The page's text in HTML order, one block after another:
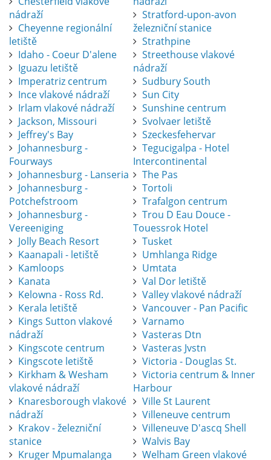
nádraží
Cheyenne regionální
letiště
Idaho - Coeur D'alene
Iguazu letiště
Imperatriz centrum
Ince vlakové nádraží
Irlam vlakové nádraží
Jackson, Missouri
Jeffrey's Bay
Johannesburg -
Fourways
Johannesburg - Lanseria
Johannesburg -
Potchefstroom
Johannesburg -
Vereeniging
Jolly Beach Resort
Kaanapali - letiště
Kamloops
Kanata
Kelowna - Ross Rd.
Kerala letiště
Kings Sutton vlakové
nádraží
Kingscote centrum
Kingscote letiště
Kirkham & Wesham
vlakové nádraží
Knaresborough vlakové
nádraží
Krakov - železniční
stanice
Kruger Mpumalanga
Stratford-upon-avon
železniční stanice
Strathpine
Streethouse vlakové
nádraží
Sudbury South
Sun City
Sunshine centrum
Svolvaer letiště
Szeckesfehervar
Tegucigalpa - Hotel
Intercontinental
The Pas
Tortoli
Trafalgon centrum
Trou D Eau Douce -
Touessrok Hotel
Tusket
Umhlanga Ridge
Umtata
Val Dor letiště
Valley vlakové nádraží
Vancouver - Pan Pacific
Varnamo
Vasteras Dtn
Vasteras Jvstn
Victoria - Douglas St.
Victoria centrum & Inner
Harbour
Ville St Laurent
Villeneuve centrum
Villeneuve D'ascq Shell
Walvis Bay
Welham Green vlakové